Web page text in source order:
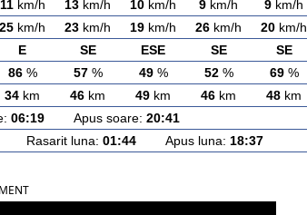
11km/h 13 km/h 10 km/h 9 km/h 9 km/h
25 km/h 23 km/h 19 km/h 26 km/h 20 km/h
E SE ESE SE SE
86% 57% 49% 52% 69%
34 km 46 km 49 km 46 km 48 km
06:19 Apus soare: 20:41
Rasarit luna: 01:44 Apus luna: 18:37